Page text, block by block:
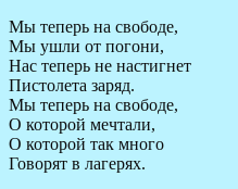
Мы теперь на свободе,
Мы ушли от погони,
Нас теперь не настигнет
Пистолета заряд.
Мы теперь на свободе,
О которой мечтали,
О которой так много
Говорят в лагерях.